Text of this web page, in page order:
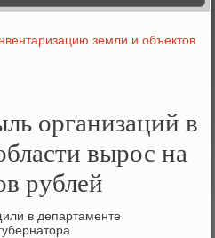
земли и объектов
организаций в
вырос на
рублей
в департаменте